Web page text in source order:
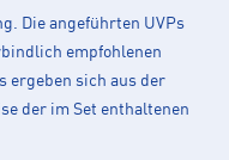
Die angeführten UVPs
empfohlenen
ergeben sich aus der
der im Set enthaltenen